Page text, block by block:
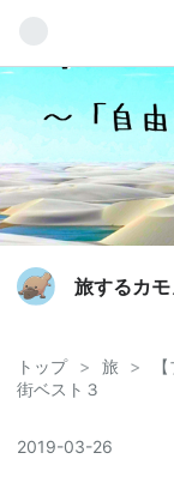
旅するカ
トップ > 旅 >
街ベスト３
2019-03-26